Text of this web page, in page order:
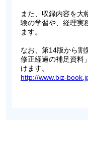
また、収録内容を大
験の学習や、経理実
ます。
なお、第14版から割
修正経過の補足資料
けます。
http://www.biz-